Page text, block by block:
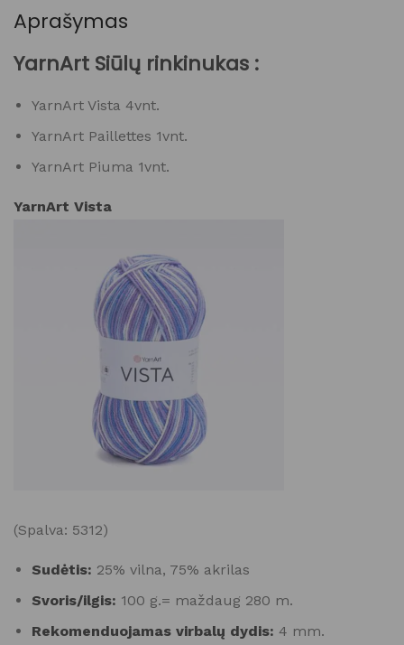
Aprašymas
YarnArt Siūlų rinkinukas :
YarnArt Vista 4vnt.
YarnArt Paillettes 1vnt.
YarnArt Piuma 1vnt.
YarnArt Vista
(Spalva: 5312)
Sudėtis: 25% vilna, 75% akrilas
Svoris/ilgis: 100 g.= maždaug 280 m.
Rekomenduojamas virbalų dydis: 4 mm.